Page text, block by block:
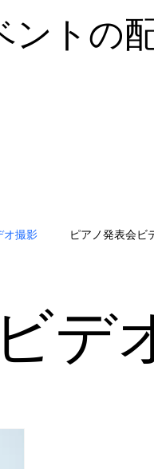
ントの
オ撮影 ピアノ発表会ビ
デ